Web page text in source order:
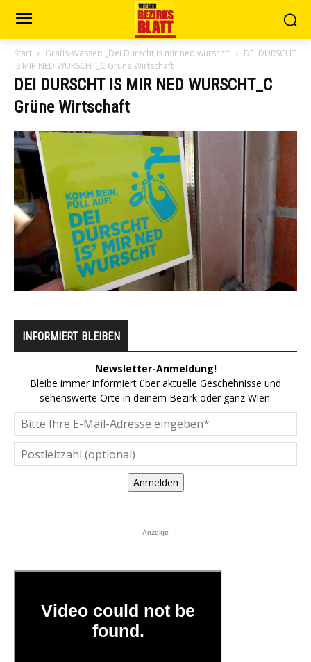
Start Gratis-Wasser: „Dei Durscht is mir ned wurscht“
DEI DURSCHT
IS MIR NED WURSCHT_C Grüne Wirtschaft
DEI DURSCHT IS MIR NED WURSCHT_C
Grüne Wirtschaft
INFORMIERT BLEIBEN
Newsletter-Anmeldung!
Bleibe immer informiert über aktuelle Geschehnisse und
sehenswerte Orte in deinem Bezirk oder ganz Wien.
Anmelden
Anzeige